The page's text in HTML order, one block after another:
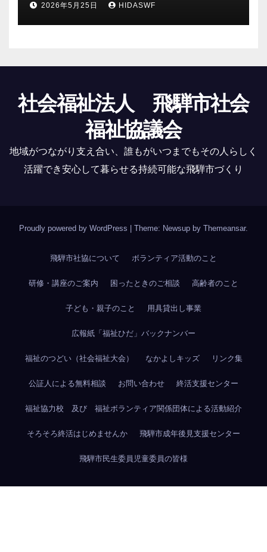
2026年5月25日 HIDASWF
社会福祉法人 飛騨市社会
福祉協議会
地域がつながり支え合い、誰もがいつまでもその人らしく
活躍でき安心して暮らせる持続可能な飛騨市づくり
Proudly powered by WordPress Theme: Newsup by Themeansar.
飛騨市社協について ボランティア活動のこと
研修・講座のご案内 困ったときのご相談 高齢者のこと
子ども・親子のこと 用具貸出し事業
広報紙「福祉ひだ」バックナンバー
福祉のつどい（社会福祉大会） なかよしキッズ リンク集
公証人による無料相談 お問い合わせ 終活支援センター
福祉協力校 及び 福祉ボランティア関係団体による活動紹介
そろそろ終活はじめませんか 飛騨市成年後見支援センター
飛騨市民生委員児童委員の皆様